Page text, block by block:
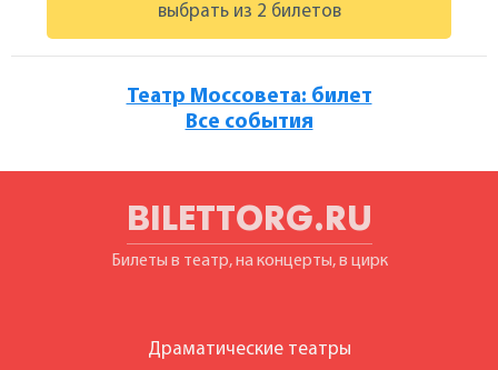
выбрать из 2 билетов
Театр Моссовета: билет
Все события
BILETTORG.RU
Билеты в театр, на концерты, в цирк
Драматические театры